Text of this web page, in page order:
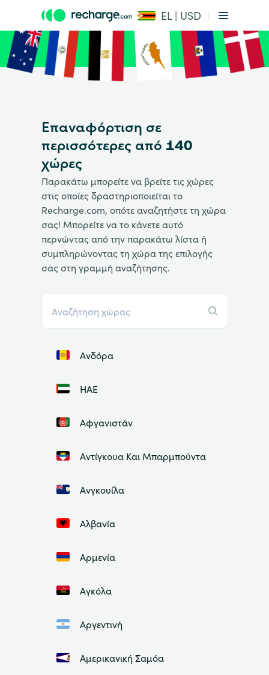
EL | USD
Επαναφόρτιση σε
περισσότερες από 140
χώρες
Παρακάτω μπορείτε να βρείτε τις χώρες
στις οποίες δραστηριοποιείται το
Recharge.com, οπότε αναζητήστε τη χώρα
σας! Μπορείτε να το κάνετε αυτό
περνώντας από την παρακάτω λίστα ή
συμπληρώνοντας τη χώρα της επιλογής
σας στη γραμμή αναζήτησης.
Ανδόρα
ΗΑΕ
Αφγανιστάν
Αντίγκουα Και Μπαρμπούντα
Ανγκουίλα
Αλβανία
Αρμενία
Αγκόλα
Αργεντινή
Αμερικανική Σαμόα